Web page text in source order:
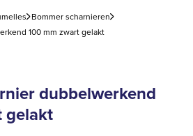
Bommer scharnieren
100 mm zwart gelakt
dubbelwerkend
gelakt